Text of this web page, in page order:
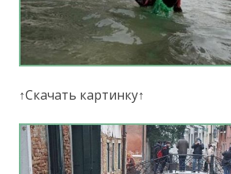
↑Скачать картинку↑